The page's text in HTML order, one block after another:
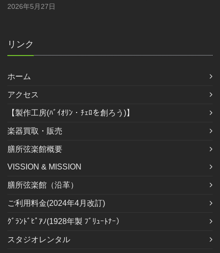
2026年5月27日
リンク
ホーム
アクセス
【製作工房(ﾊﾞｲｵﾘﾝ・ﾁｪﾛを創ろう)】
楽器買取・販売
膳所弦楽館概要
VISSION & MISSION
膳所弦楽館（沿革）
ご利用料金(2024年4月改訂)
ｸﾞﾗﾝﾄﾞﾋﾟｱﾉ(1928年製 ﾌﾞﾘｭｰﾄﾅｰ）
スタジオレンタル